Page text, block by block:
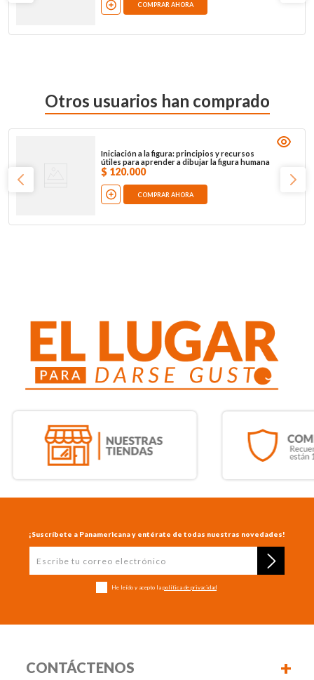
COMPRAR AHORA
Otros usuarios han comprado
Iniciación a la figura: principios y recursos
útiles para aprender a dibujar la figura humana
$ 120.000
COMPRAR AHORA
¡Suscríbete a Panamericana y entérate de todas nuestras novedades!
He leído y acepto la política de privacidad
CONTÁCTENOS +